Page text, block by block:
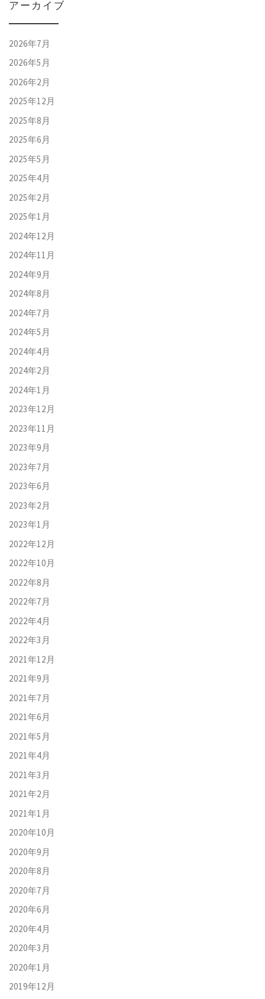
アーカイブ
2026年7月
2026年5月
2026年2月
2025年12月
2025年8月
2025年6月
2025年5月
2025年4月
2025年2月
2025年1月
2024年12月
2024年11月
2024年9月
2024年8月
2024年7月
2024年5月
2024年4月
2024年2月
2024年1月
2023年12月
2023年11月
2023年9月
2023年7月
2023年6月
2023年2月
2023年1月
2022年12月
2022年10月
2022年8月
2022年7月
2022年4月
2022年3月
2021年12月
2021年9月
2021年7月
2021年6月
2021年5月
2021年4月
2021年3月
2021年2月
2021年1月
2020年10月
2020年9月
2020年8月
2020年7月
2020年6月
2020年4月
2020年3月
2020年1月
2019年12月